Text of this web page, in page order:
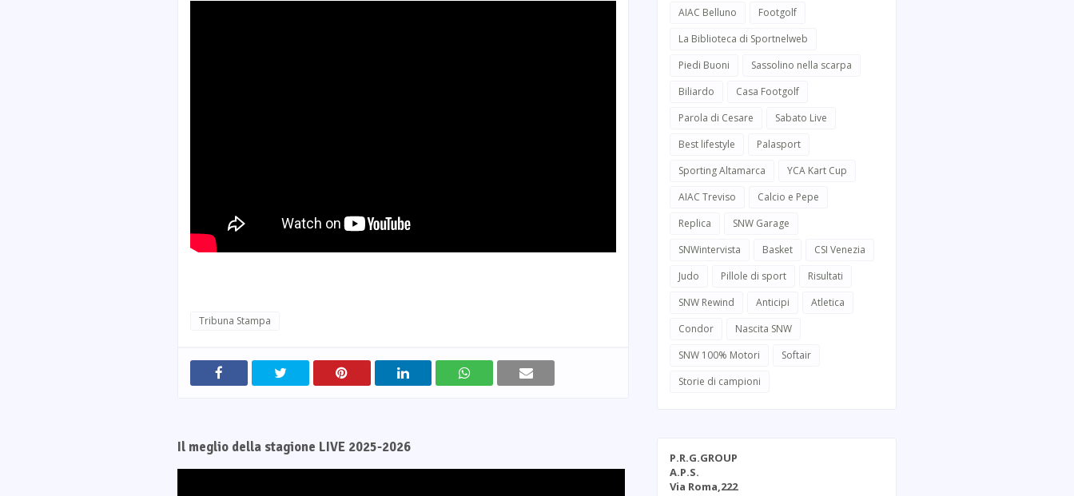
Tribuna Stampa
Il meglio della stagione LIVE 2025-2026
AIAC Belluno
Footgolf
La Biblioteca di Sportnelweb
Piedi Buoni
Sassolino nella scarpa
Biliardo
Casa Footgolf
Parola di Cesare
Sabato Live
Best lifestyle
Palasport
Sporting Altamarca
YCA Kart Cup
AIAC Treviso
Calcio e Pepe
Replica
SNW Garage
SNWintervista
Basket
CSI Venezia
Judo
Pillole di sport
Risultati
SNW Rewind
Anticipi
Atletica
Condor
Nascita SNW
SNW 100% Motori
Softair
Storie di campioni
P.R.G.GROUP
A.P.S.
Via Roma,222